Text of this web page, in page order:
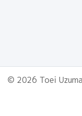
© 2026 Toei